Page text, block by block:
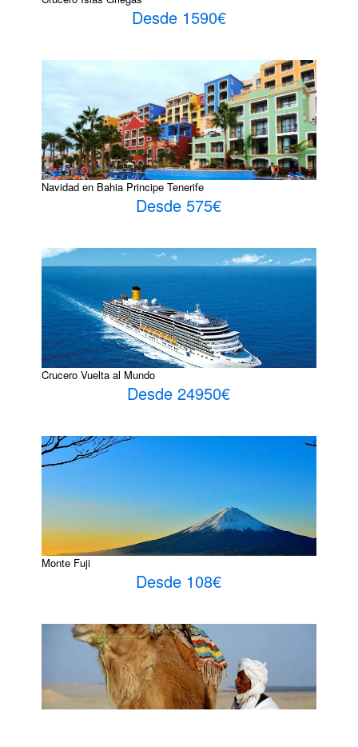
Desde 1590€
Navidad en Bahia Principe Tenerife
Desde 575€
Crucero Vuelta al Mundo
Desde 24950€
Monte Fuji
Desde 108€